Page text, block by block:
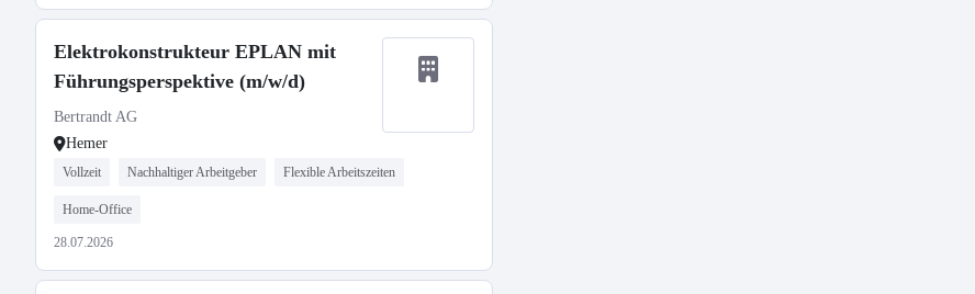
Elektrokonstrukteur EPLAN mit
Führungsperspektive (m/w/d)
Bertrandt AG
Hemer
Vollzeit Nachhaltiger Arbeitgeber Flexible Arbeitszeiten
Home-Office
28.07.2026